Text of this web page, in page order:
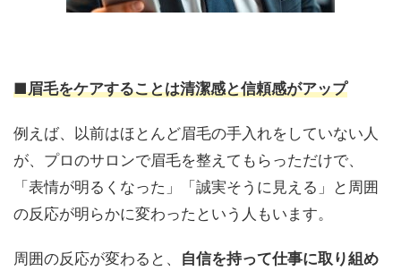
■眉毛をケアすることは清潔感と信頼感がアップ
例えば、以前はほとんど眉毛の手入れをしていない人
が、プロのサロンで眉毛を整えてもらっただけで、
「表情が明るくなった」「誠実そうに見える」と周囲
の反応が明らかに変わったという人もいます。
周囲の反応が変わると、 自信を持って仕事に取り組め